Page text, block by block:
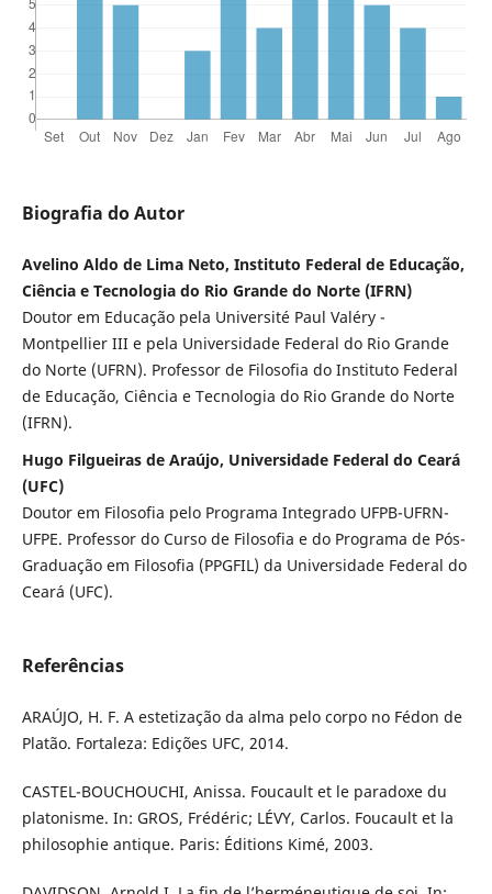
Biografia do Autor
Avelino Aldo de Lima Neto, Instituto Federal de Educação,
Ciência e Tecnologia do Rio Grande do Norte (IFRN)
Doutor em Educação pela Université Paul Valéry -
Montpellier III e pela Universidade Federal do Rio Grande
do Norte (UFRN). Professor de Filosofia do Instituto Federal
de Educação, Ciência e Tecnologia do Rio Grande do Norte
(IFRN).
Hugo Filgueiras de Araújo, Universidade Federal do Ceará
(UFC)
Doutor em Filosofia pelo Programa Integrado UFPB-UFRN-
UFPE. Professor do Curso de Filosofia e do Programa de Pós-
Graduação em Filosofia (PPGFIL) da Universidade Federal do
Ceará (UFC).
Referências
ARAÚJO, H. F. A estetização da alma pelo corpo no Fédon de
Platão. Fortaleza: Edições UFC, 2014.
CASTEL-BOUCHOUCHI, Anissa. Foucault et le paradoxe du
platonisme. In: GROS, Frédéric; LÉVY, Carlos. Foucault et la
philosophie antique. Paris: Éditions Kimé, 2003.